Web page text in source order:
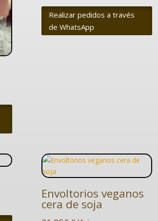
Realizar pedidos a través
de WhatsApp
Envoltorios veganos
cera de soja